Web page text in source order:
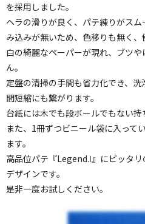
を採用しました。
ヘラの滑りが良く、パテ練りがス
み込みが無いため、色移りも無く
白の綺麗なペーパーが現れ、ブツ
ん。
定盤の清掃の手間も省力化でき、
間短縮にも繋がります。
台紙には木でも段ボールでもない持
また、1冊ずつビニール袋に入って
ます。
高品位パテ『Legend.Ⅰ』にピッタ
デザインです。
是非一度お試しください。